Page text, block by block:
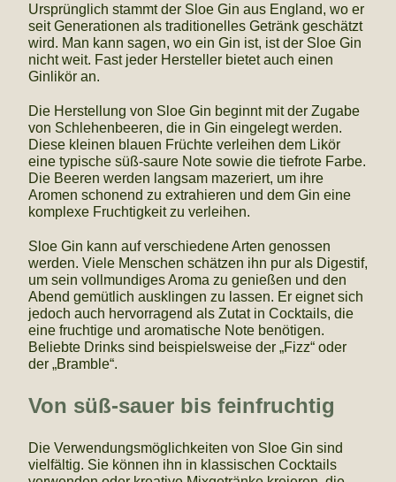
Ursprünglich stammt der Sloe Gin aus England, wo er
seit Generationen als traditionelles Getränk geschätzt
wird. Man kann sagen, wo ein Gin ist, ist der Sloe Gin
nicht weit. Fast jeder Hersteller bietet auch einen
Ginlikör an.
Die Herstellung von Sloe Gin beginnt mit der Zugabe
von Schlehenbeeren, die in Gin eingelegt werden.
Diese kleinen blauen Früchte verleihen dem Likör
eine typische süß-saure Note sowie die tiefrote Farbe.
Die Beeren werden langsam mazeriert, um ihre
Aromen schonend zu extrahieren und dem Gin eine
komplexe Fruchtigkeit zu verleihen.
Sloe Gin kann auf verschiedene Arten genossen
werden. Viele Menschen schätzen ihn pur als Digestif,
um sein vollmundiges Aroma zu genießen und den
Abend gemütlich ausklingen zu lassen. Er eignet sich
jedoch auch hervorragend als Zutat in Cocktails, die
eine fruchtige und aromatische Note benötigen.
Beliebte Drinks sind beispielsweise der „Fizz“ oder
der „Bramble“.
Von süß-sauer bis feinfruchtig
Die Verwendungsmöglichkeiten von Sloe Gin sind
vielfältig. Sie können ihn in klassischen Cocktails